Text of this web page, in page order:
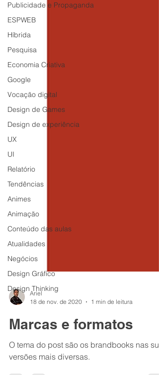
Publicidade e Propaganda
ESPWEB
Híbrida
Pesquisa
Economia Criativa
Google
Vocação digital
Design de Games
Design de experiência
UX
UI
Relatório
Tendências
Animes
Animação
Conteúdo das aulas
Atualidades
Negócios
Design Gráfico
Design Thinking
18 de nov. de 2020
1 min de leitura
Marcas e formatos
O tema do post são os brandbooks nas